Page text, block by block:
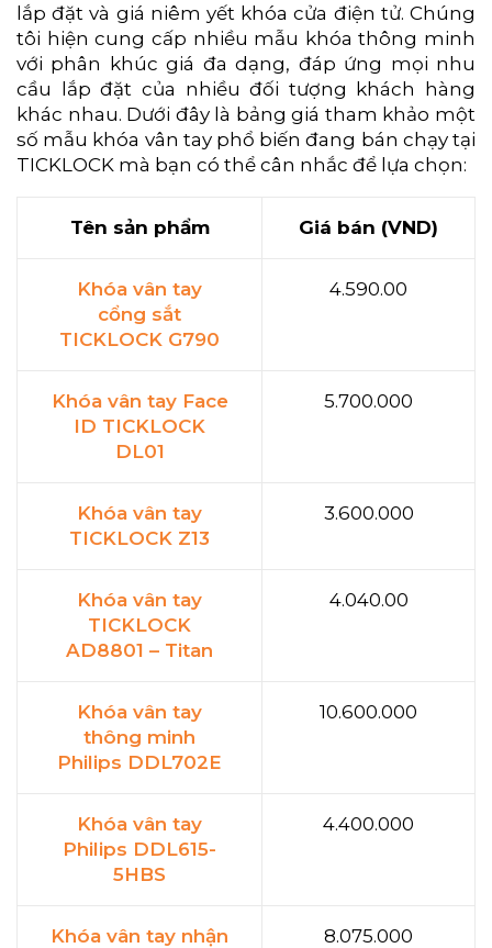
lắp đặt và giá niêm yết khóa cửa điện tử. Chúng
tôi hiện cung cấp nhiều mẫu khóa thông minh
với phân khúc giá đa dạng, đáp ứng mọi nhu
cầu lắp đặt của nhiều đối tượng khách hàng
khác nhau. Dưới đây là bảng giá tham khảo một
số mẫu khóa vân tay phổ biến đang bán chạy tại
TICKLOCK mà bạn có thể cân nhắc để lựa chọn:
Tên sản phẩm Giá bán (VND)
Khóa vân tay
cổng sắt
TICKLOCK G790
4.590.00
Khóa vân tay Face
ID TICKLOCK
DL01
5.700.000
Khóa vân tay
TICKLOCK Z13
3.600.000
Khóa vân tay
TICKLOCK
AD8801 – Titan
4.040.00
Khóa vân tay
thông minh
Philips DDL702E
10.600.000
Khóa vân tay
Philips DDL615-
5HBS
4.400.000
Khóa vân tay nhận
8.075.000